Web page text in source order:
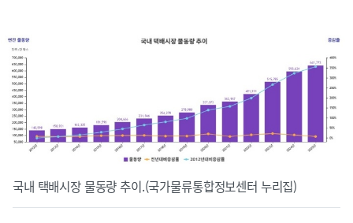
국내 택배시장 물동량 추이.(국가물류통합정보센터 누리집)